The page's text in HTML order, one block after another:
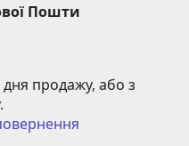
Пошти
дня продажу, або з